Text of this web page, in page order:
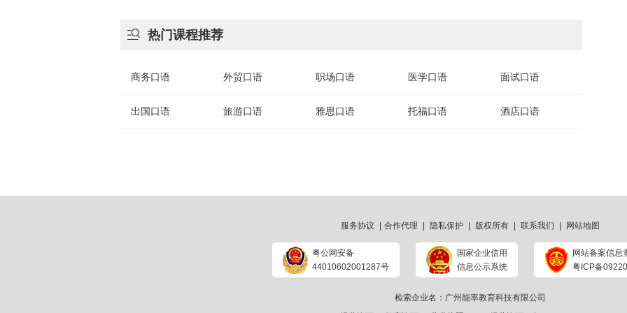
 热门课程推荐
商务口语 外贸口语 职场口语 医学口语 面试口语
出国口语 旅游口语 雅思口语 托福口语 酒店口语
服务协议 合作代理 隐私保护 版权所有 联系我们 网站地图
粤公网安备
44010602001287号
国家企业信用
信息公示系统
网站备案信息
粤ICP备
检索企业名：广州能率教育科技有限公司